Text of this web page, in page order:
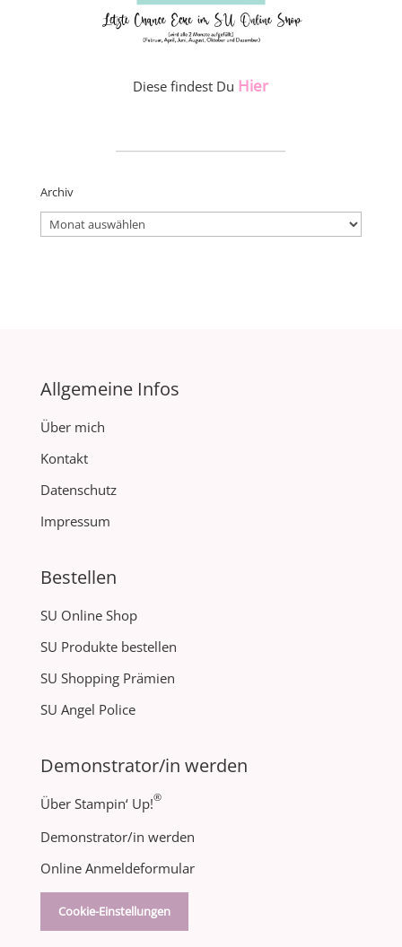
Diese findest Du Hier
Archiv
Archiv
Allgemeine Infos
Über mich
Kontakt
Datenschutz
Impressum
Bestellen
SU Online Shop
SU Produkte bestellen
SU Shopping Prämien
SU Angel Police
Demonstrator/in werden
Über Stampin‘ Up!®
Demonstrator/in werden
Online Anmeldeformular
Cookie-Einstellungen